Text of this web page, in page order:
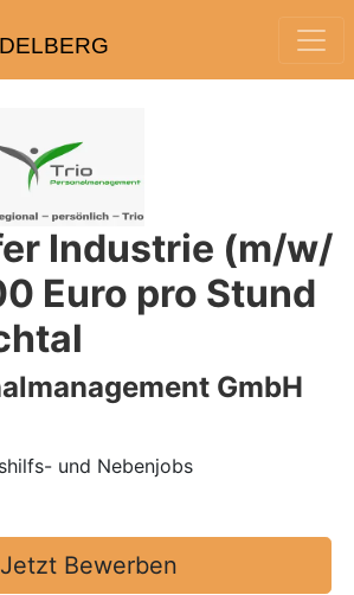
Industrie (m/w/
Euro pro Stund
GmbH
und Nebenjobs
Jetzt Bewerben